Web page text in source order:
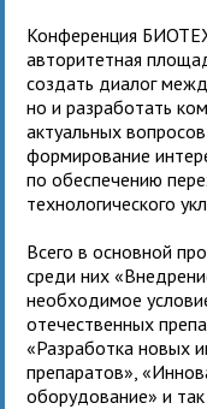
Конференция
авторитетная
создать диалог
но и разработать
актуальных
формирование
по обеспечению
технологического
Всего в основной
среди них
необходимое
отечественных
«Разработка новых
препаратов»,
оборудование» и